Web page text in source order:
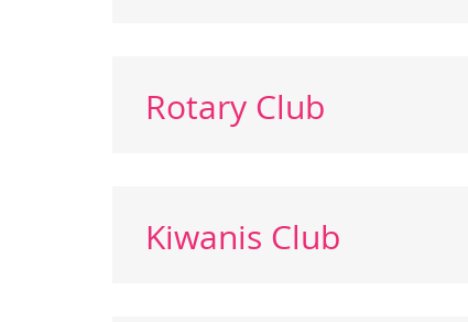
Rotary Club
Kiwanis Club